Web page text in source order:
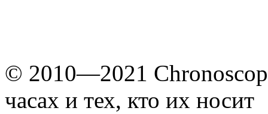
© 2010—2021
часах и тех, кто их носит